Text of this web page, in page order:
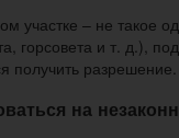
участке – не
горсовета и т. д.),
получить разрешение.
на